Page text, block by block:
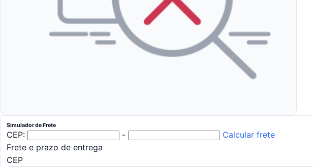
Simulador de Frete
CEP: -
Calcular frete
Frete e prazo de entrega
CEP